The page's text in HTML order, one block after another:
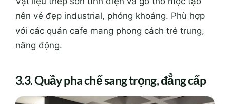
nên vẻ đẹp industrial, phóng khoáng. Phù hợp
với các quán cafe mang phong cách trẻ trung,
năng động.
3.3. Quầy pha chế sang trọng, đẳng cấp